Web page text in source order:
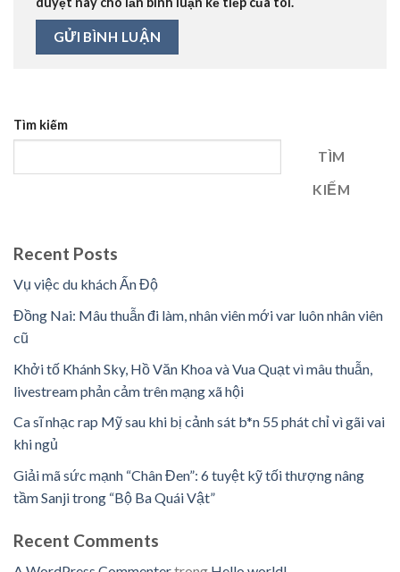
Tìm kiếm
TÌM
KIẾM
Recent Posts
Vụ việc du khách Ấn Độ
Đồng Nai: Mâu thuẫn đi làm, nhân viên mới var luôn nhân viên
cũ
Khởi tố Khánh Sky, Hồ Văn Khoa và Vua Quạt vì mâu thuẫn,
livestream phản cảm trên mạng xã hội
Ca sĩ nhạc rap Mỹ sau khi bị cảnh sát b*n 55 phát chỉ vì gãi vai
khi ngủ
Giải mã sức mạnh “Chân Đen”: 6 tuyệt kỹ tối thượng nâng
tầm Sanji trong “Bộ Ba Quái Vật”
Recent Comments